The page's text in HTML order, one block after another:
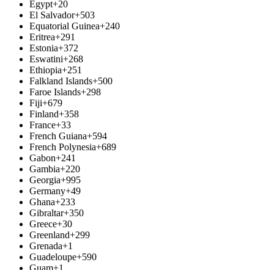
Egypt+20
El Salvador+503
Equatorial Guinea+240
Eritrea+291
Estonia+372
Eswatini+268
Ethiopia+251
Falkland Islands+500
Faroe Islands+298
Fiji+679
Finland+358
France+33
French Guiana+594
French Polynesia+689
Gabon+241
Gambia+220
Georgia+995
Germany+49
Ghana+233
Gibraltar+350
Greece+30
Greenland+299
Grenada+1
Guadeloupe+590
Guam+1